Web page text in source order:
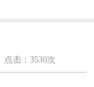
点击：3530次